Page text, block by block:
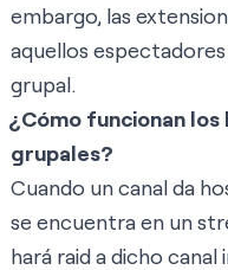
embargo, las
aquellos
grupal.
¿Cómo funcionan
grupales?
Cuando un canal da
se encuentra en un
hará raid a dicho